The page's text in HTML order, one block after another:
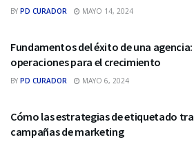
BY PD CURADOR MAYO 14, 2024
Fundamentos del éxito de una
operaciones para el crecimiento
BY PD CURADOR MAYO 6, 2024
Cómo las estrategias de etiquetado
campañas de marketing